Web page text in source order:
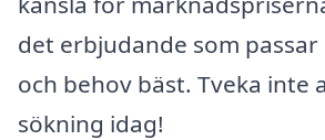
det erbjudande som
och behov bäst. Tveka inte
sökning idag!